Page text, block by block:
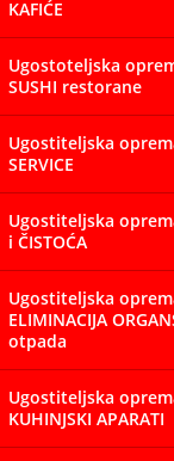
KAFIĆE
Ugostoteljska
SUSHI restorane
Ugostiteljska
SERVICE
Ugostiteljska
i ČISTOĆA
Ugostiteljska
ELIMINACIJA
otpada
Ugostiteljska
KUHINJSKI APARATI